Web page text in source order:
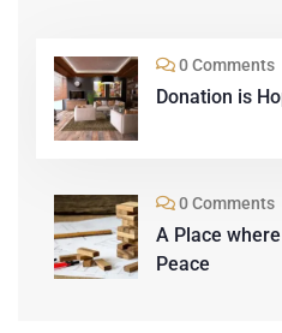
0 Comments
Donation is
0 Comments
A Place
Peace